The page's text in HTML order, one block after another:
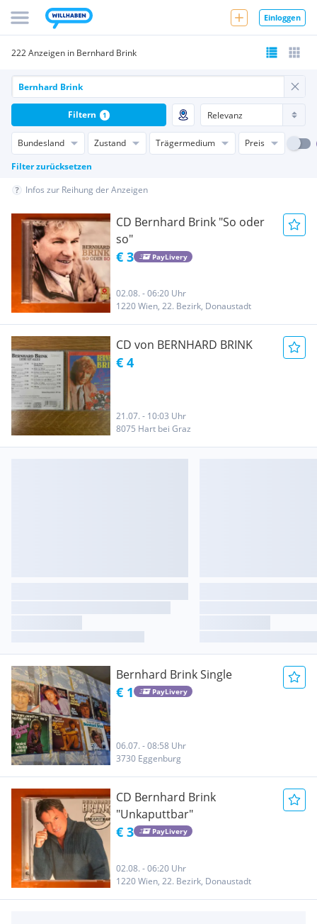
Einloggen
222 Anzeigen in Bernhard Brink
Bundesland Zustand Trägermedium
Preis
Filter zurücksetzen
Filtern 1
Infos zur Reihung der Anzeigen
CD Bernhard Brink "So oder
so"
€ 3 PayLivery
02.08. - 06:20 Uhr
1220 Wien, 22. Bezirk, Donaustadt
CD von BERNHARD BRINK
€ 4
21.07. - 10:03 Uhr
8075 Hart bei Graz
Bernhard Brink Single
€ 1 PayLivery
06.07. - 08:58 Uhr
3730 Eggenburg
CD Bernhard Brink
"Unkaputtbar"
€ 3 PayLivery
02.08. - 06:20 Uhr
1220 Wien, 22. Bezirk, Donaustadt